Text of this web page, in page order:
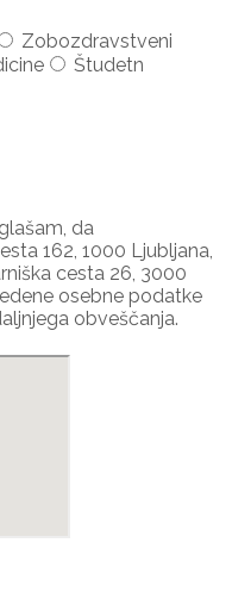
Zobozdravstveni
Študetn
da
162, 1000 Ljubljana,
cesta 26, 3000
osebne podatke
obveščanja.